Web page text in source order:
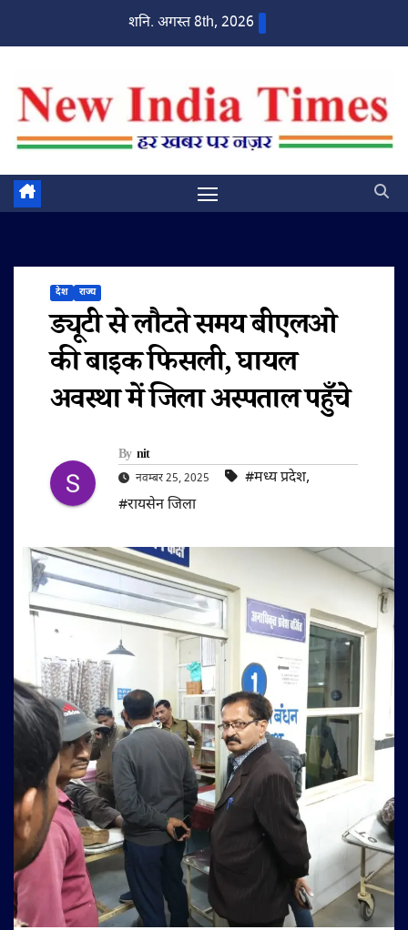
शनि. अगस्त 8th, 2026
देश राज्य
ड्यूटी से लौटते समय बीएलओ
की बाइक फिसली, घायल
अवस्था में जिला अस्पताल पहुँचे
By nit
नवम्बर 25, 2025 #मध्य प्रदेश,
#रायसेन जिला